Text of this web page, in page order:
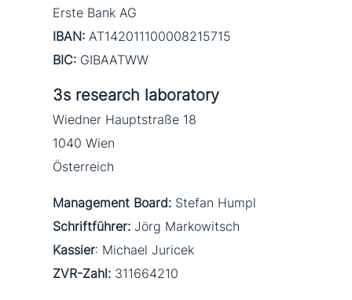
Erste Bank AG
IBAN: AT142011100008215715
BIC: GIBAATWW
3s research laboratory
Wiedner Hauptstraße 18
1040 Wien
Österreich
Management Board: Stefan Humpl
Schriftführer: Jörg Markowitsch
Kassier: Michael Juricek
ZVR-Zahl: 311664210